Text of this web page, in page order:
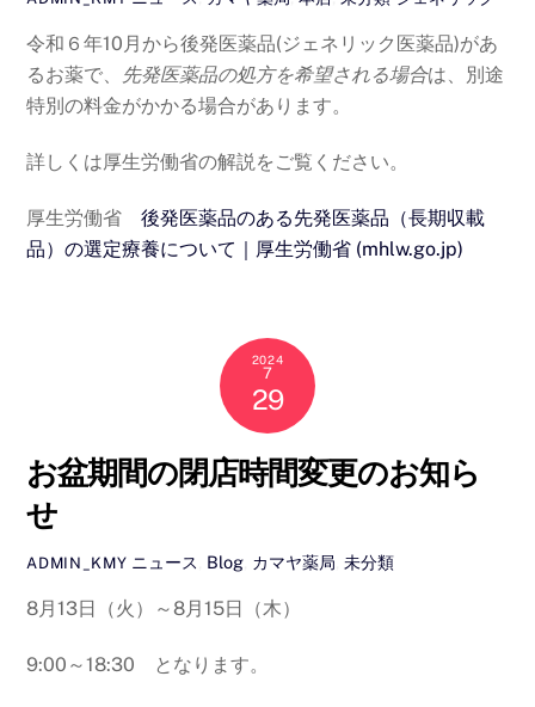
令和６年10月から後発医薬品(ジェネリック医薬品)があ
るお薬で、 先発医薬品の処方を希望される場合は、別途
特別の料金がかかる場合があります。
詳しくは厚生労働省の解説をご覧ください。
厚生労働省後発医薬品のある先発医薬品（長期収載
品）の選定療養について｜厚生労働省 (mhlw.go.jp)
2024
7
29
お盆期間の閉店時間変更のお知ら
せ
ADMIN_KMY ニュース Blog カマヤ薬局 ,未分類
8月13日（火）～8月15日（木）
9:00～18:30 となります。